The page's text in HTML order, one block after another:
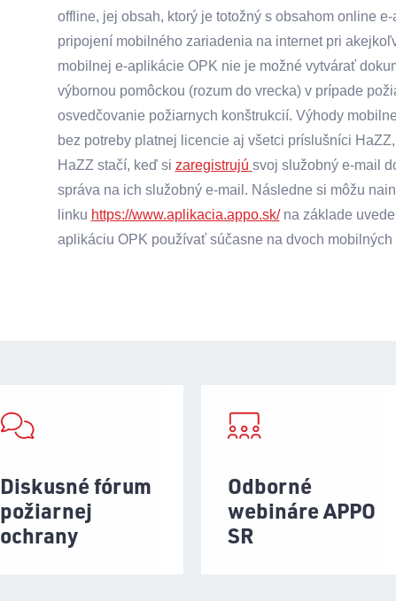
offline, jej obsah, ktorý je totožný s obsahom online
pripojení mobilného zariadenia na internet pri
mobilnej e-aplikácie OPK nie je možné vytvárať
výbornou pomôckou (rozum do vrecka) v prípade
osvedčovanie požiarnych konštrukcií. Výhody
bez potreby platnej licencie aj všetci príslušníci
HaZZ stačí, keď si zaregistrujú svoj služobný e-mail
správa na ich služobný e-mail. Následne si môžu
linku https://www.aplikacia.appo.sk/na základe
aplikáciu OPK používať súčasne na dvoch mobilných
Diskusné fórum
požiarnej
ochrany
Odborné
webináre APPO
SR